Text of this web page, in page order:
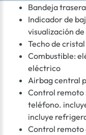
Bandeja
Indicador de
visualización
Techo de
Combustible:
eléctrico
Airbag central
Control remoto
teléfono.
incluye
Control remoto